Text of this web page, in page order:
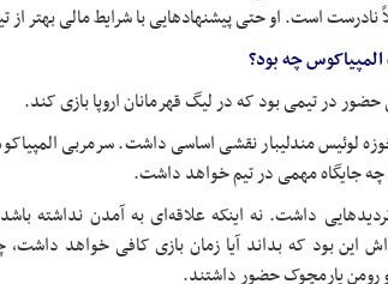
نادرست است. او حتی پیشنهادهایی با شرایط مالی بهتر از
چه بود؟
در تیمی بود که در لیگ قهرمانان اروپا بازی کند.
لوئیس مندلیبار نقشی اساسی داشت. سرمربی
چه جایگاه مهمی در تیم خواهد داشت.
داشت. نه اینکه علاقه‌ای به آمدن نداشته
این بود که بداند آیا زمان بازی کافی خواهد
رومن یارمچوک حضور داشتند.